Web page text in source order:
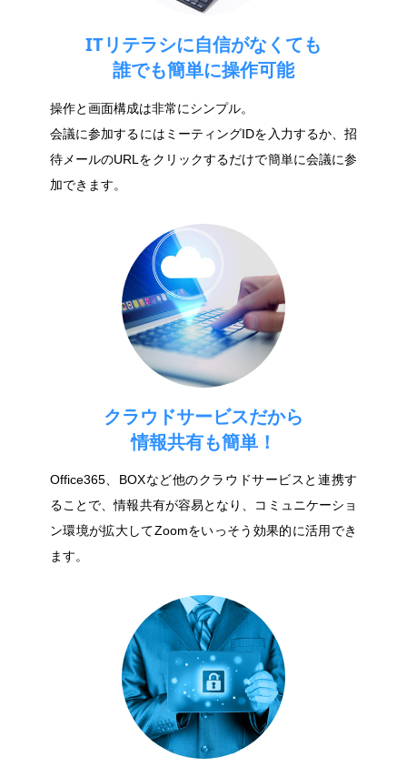
ITリテラシに自信がなくても
誰でも簡単に操作可能
操作と画面構成は非常にシンプル。
会議に参加するにはミーティングIDを入力するか、招
待メールのURLをクリックするだけで簡単に会議に参
加できます。
クラウドサービスだから
情報共有も簡単！
Office365、BOXなど他のクラウドサービスと連携す
ることで、情報共有が容易となり、コミュニケーショ
ン環境が拡大してZoomをいっそう効果的に活用でき
ます。